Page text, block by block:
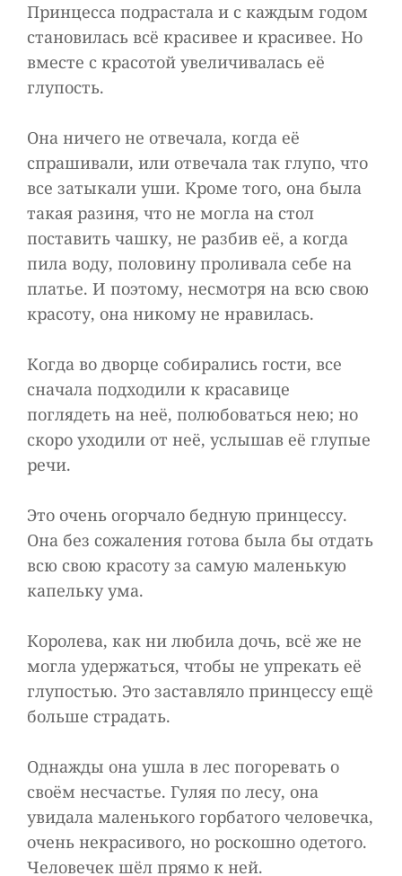
Принцесса подрастала и с каждым годом
становилась всё красивее и красивее. Но
вместе с красотой увеличивалась её
глупость.
Она ничего не отвечала, когда её
спрашивали, или отвечала так глупо, что
все затыкали уши. Кроме того, она была
такая разиня, что не могла на стол
поставить чашку, не разбив её, а когда
пила воду, половину проливала себе на
платье. И поэтому, несмотря на всю свою
красоту, она никому не нравилась.
Когда во дворце собирались гости, все
сначала подходили к красавице
поглядеть на неё, полюбоваться нею; но
скоро уходили от неё, услышав её глупые
речи.
Это очень огорчало бедную принцессу.
Она без сожаления готова была бы отдать
всю свою красоту за самую маленькую
капельку ума.
Королева, как ни любила дочь, всё же не
могла удержаться, чтобы не упрекать её
глупостью. Это заставляло принцессу ещё
больше страдать.
Однажды она ушла в лес погоревать о
своём несчастье. Гуляя по лесу, она
увидала маленького горбатого человечка,
очень некрасивого, но роскошно одетого.
Человечек шёл прямо к ней.